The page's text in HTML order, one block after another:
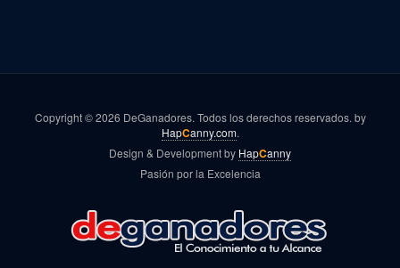
Copyright © 2026 DeGanadores. Todos los derechos reservados. by
HapCanny.com.
Design & Development by HapCanny
Pasión por la Excelencia